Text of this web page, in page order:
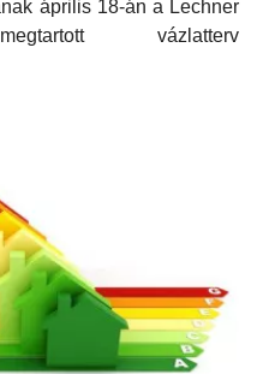
április 18-án a Lechner
vázlatterv